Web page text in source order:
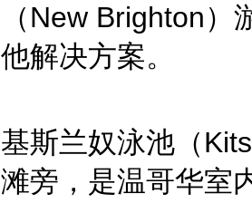
（New Brighton
他解决方案。
基斯兰奴泳池（
滩旁，是温哥华室